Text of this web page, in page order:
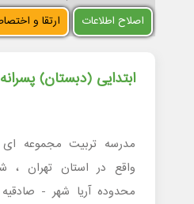
اصلاح اطلاعات ارتقا و
ابتدایی (دبستان)
مدرسه تربیت مجموعه ای
محدوده آریا شهر -